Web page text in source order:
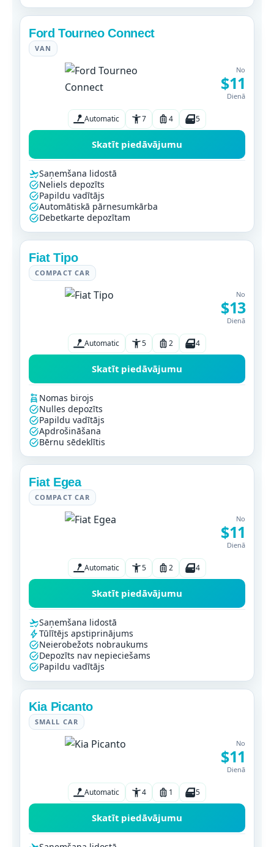
Ford Tourneo Connect
VAN
No
$11
Dienā
Automatic 7 4 5
Skatīt piedāvājumu
Saņemšana lidostā
Neliels depozīts
Papildu vadītājs
Automātiskā pārnesumkārba
Debetkarte depozītam
Fiat Tipo
COMPACT CAR
No
$13
Dienā
Automatic 5 2 4
Skatīt piedāvājumu
Nomas birojs
Nulles depozīts
Papildu vadītājs
Apdrošināšana
Bērnu sēdeklītis
Fiat Egea
COMPACT CAR
No
$11
Dienā
Automatic 5 2 4
Skatīt piedāvājumu
Saņemšana lidostā
Tūlītējs apstiprinājums
Neierobežots nobraukums
Depozīts nav nepieciešams
Papildu vadītājs
Kia Picanto
SMALL CAR
No
$11
Dienā
Automatic 4 1 5
Skatīt piedāvājumu